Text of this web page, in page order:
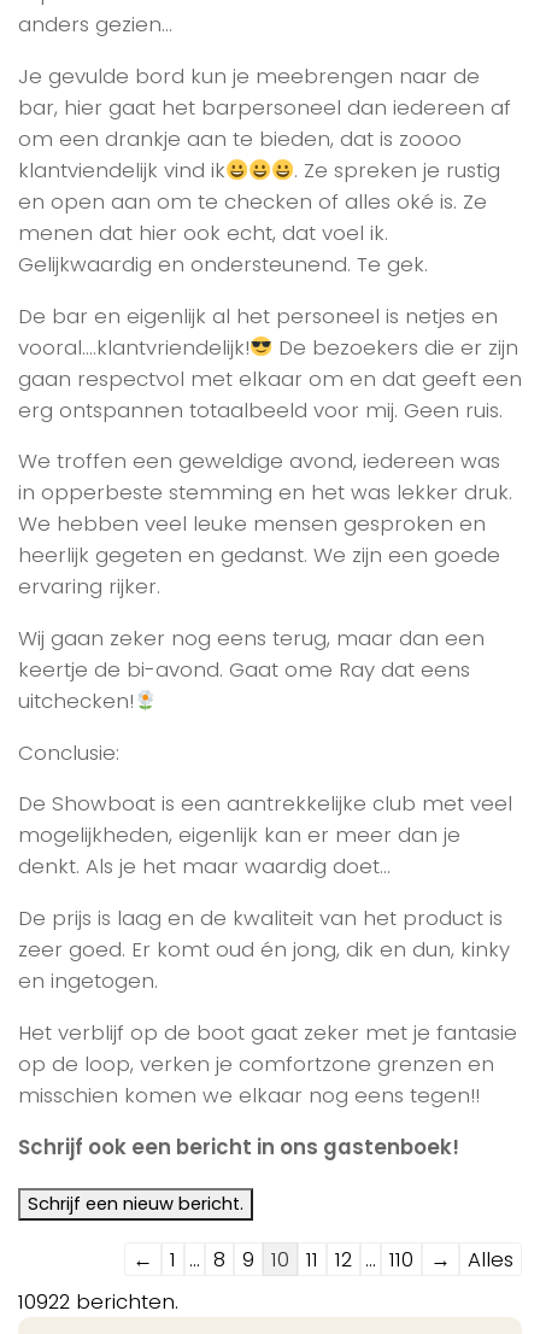
anders gezien…
Je gevulde bord kun je meebrengen naar de
bar, hier gaat het barpersoneel dan iedereen af
om een drankje aan te bieden, dat is zoooo
klantviendelijk vind ik
. Ze spreken je rustig
en open aan om te checken of alles oké is. Ze
menen dat hier ook echt, dat voel ik.
Gelijkwaardig en ondersteunend. Te gek.
De bar en eigenlijk al het personeel is netjes en
vooral….klantvriendelijk!
De bezoekers die er zijn
gaan respectvol met elkaar om en dat geeft een
erg ontspannen totaalbeeld voor mij. Geen ruis.
We troffen een geweldige avond, iedereen was
in opperbeste stemming en het was lekker druk.
We hebben veel leuke mensen gesproken en
heerlijk gegeten en gedanst. We zijn een goede
ervaring rijker.
Wij gaan zeker nog eens terug, maar dan een
keertje de bi-avond. Gaat ome Ray dat eens
uitchecken!
Conclusie:
De Showboat is een aantrekkelijke club met veel
mogelijkheden, eigenlijk kan er meer dan je
denkt. Als je het maar waardig doet…
De prijs is laag en de kwaliteit van het product is
zeer goed. Er komt oud én jong, dik en dun, kinky
en ingetogen.
Het verblijf op de boot gaat zeker met je fantasie
op de loop, verken je comfortzone grenzen en
misschien komen we elkaar nog eens tegen!!
Schrijf ook een bericht in ons gastenboek!
Navigatie
door
de
← 1 ... 8 9 10 11 12 ... 110 →
Alles
10922 berichten.